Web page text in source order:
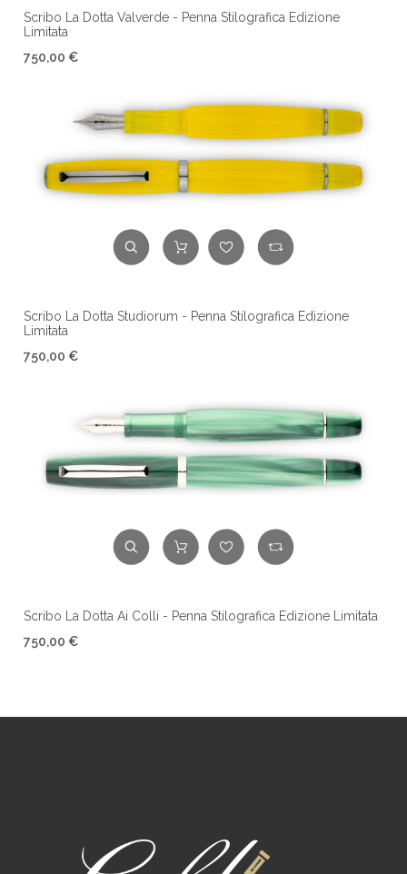
Scribo La Dotta Valverde - Penna Stilografica Edizione
Limitata
750,00 €
Scribo La Dotta Studiorum - Penna Stilografica Edizione
Limitata
750,00 €
Scribo La Dotta Ai Colli - Penna Stilografica Edizione Limitata
750,00 €